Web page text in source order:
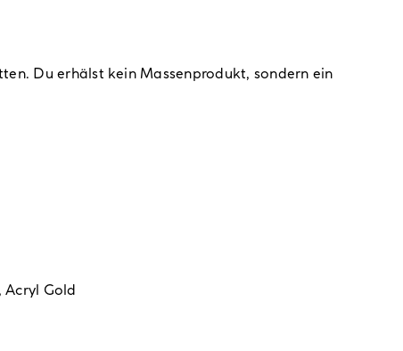
Du erhälst kein Massenprodukt, sondern ein
,Acryl Gold